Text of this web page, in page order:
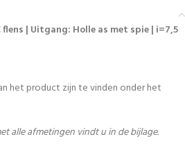
| Uitgang: Holle as met spie | i=7,5
het product zijn te vinden onder het
alle afmetingen vindt u in de bijlage.